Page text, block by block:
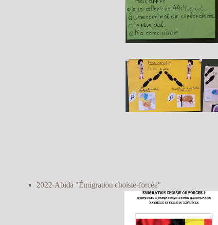
2022-Abida "Émigration choisie-forcée"